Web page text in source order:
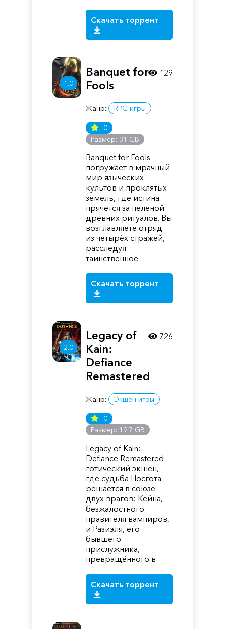
Скачать торрент
1.0
Banquet for
Fools
Жанр: RPG игры
0
Размер: 31 GB
Banquet for Fools
погружает в мрачный
мир языческих
культов и проклятых
земель, где истина
прячется за пеленой
древних ритуалов. Вы
возглавляете отряд
из четырёх стражей,
расследуя
таинственное
Скачать торрент
129
2.0
Legacy of
Kain:
Defiance
Remastered
Жанр: Экшен игры
0
Размер: 19.7 GB
Legacy of Kain:
Defiance Remastered —
готический экшен,
где судьба Носгота
решается в союзе
двух врагов: Кейна,
безжалостного
правителя вампиров,
и Разиэля, его
бывшего
прислужника,
превращённого в
Скачать торрент
726